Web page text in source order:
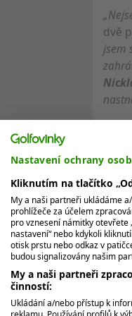
dvě
jsem
kde
Nastavení ochrany
Kliknutím na tlačítko
My a naši partneři ukládáme
prohlížeče za účelem
pro vznesení námitky otevřete
nastavení“ nebo kdykoli
otisk prstu nebo odkaz v
budou signalizovány našim
My a naši partneři
činností:
Ukládání a/nebo přístup k